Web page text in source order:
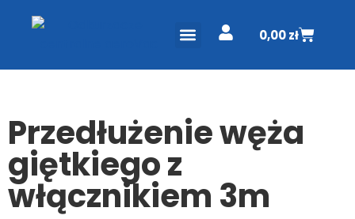
0,00zł
Przedłużenie węża
giętkiego z
włącznikiem 3m